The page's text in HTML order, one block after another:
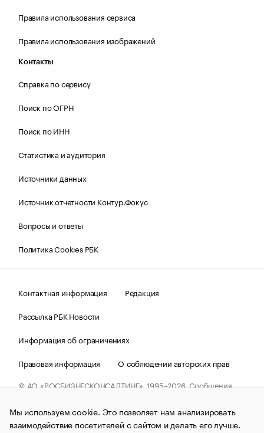
Правила использования сервиса
Правила использования изображений
Контакты
Справка по сервису
Поиск по ОГРН
Поиск по ИНН
Статистика и аудитория
Источники данных
Источник отчетности Контур.Фокус
Вопросы и ответы
Политика Cookies РБК
Контактная информация
Редакция
Рассылка РБК Новости
Информация об ограничениях
Правовая информация
О соблюдении авторских прав
© АО «РОСБИЗНЕСКОНСАЛТИНГ»,1995–2026.Сообщения
связи, информационных технологий и массовых
коммуникаций (Роскомнадзор) 09.12.2015 за номером ИА
Мы используем cookie. Это позволяет нам анализировать
взаимодействие посетителей с сайтом и делать его лучше.